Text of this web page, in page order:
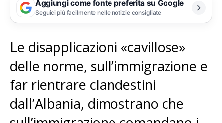
Aggiungi come fonte preferita su Google
Seguici più facilmente nelle notizie consigliate
Le disapplicazioni «cavillose»
delle norme, sull’immigrazione e
far rientrare clandestini
dall’Albania, dimostrano che